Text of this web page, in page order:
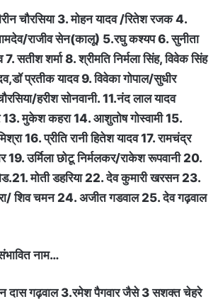
चौरसिया 3. मोहन यादव /रितेश रजक 4.
राजीव सेन(कालू) 5.रघु कश्यप 6. सुनीता
सतीश शर्मा 8. श्रीमति निर्मला सिंह, विवेक सिंह
प्रतीक यादव 9. विवेका गोपाल/सुधीर
हरीश सोनवानी. 11.नंद लाल यादव
मुकेश कहरा 14. आशुतोष गोस्वामी 15.
16. प्रीति रानी हितेश यादव 17. रामचंद्र
19. उर्मिला छोटू निर्मलकर/राकेश रूपवानी 20.
मोती डहरिया 22. देव कुमारी खरसन 23.
शिव चमन 24. अजीत गडवाल 25. देव गढ़वाल
नाम…
दास गढ़वाल 3.रमेश पैगवार जैसे 3 सशक्त चेहरे